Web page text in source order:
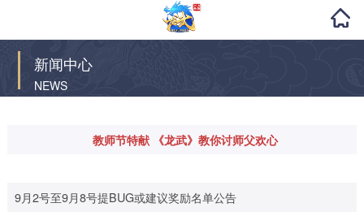
新闻中心
NEWS
教师节特献 《龙武》教你讨师父欢心
9月2号至9月8号提BUG或建议奖励名单公告